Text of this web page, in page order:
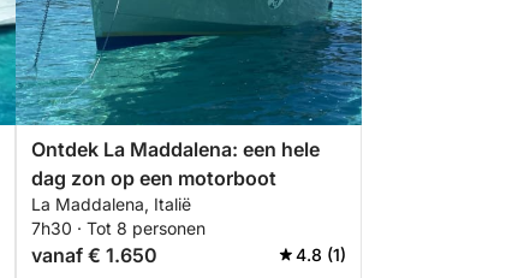
Ontdek La Maddalena: een hele
dag zon op een motorboot
La Maddalena, Italië
7h30 · Tot 8 personen
vanaf € 1.650 4.8 (1)